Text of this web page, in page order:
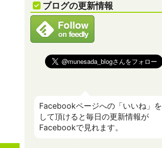
ブログの更新情報
Facebookページへの「いいね」を
して頂けると毎日の更新情報が
Facebookで見れます。